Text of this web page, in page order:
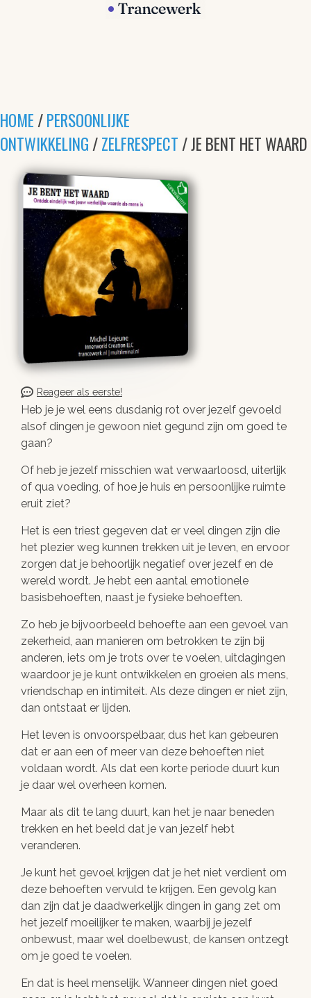
HOME/PERSOONLIJKE
ONTWIKKELING/ZELFRESPECT/ JE BENT HET WAARD
Reageer als eerste!
Heb je je wel eens dusdanig rot over jezelf gevoeld
alsof dingen je gewoon niet gegund zijn om goed te
gaan?
Of heb je jezelf misschien wat verwaarloosd, uiterlijk
of qua voeding, of hoe je huis en persoonlijke ruimte
eruit ziet?
Het is een triest gegeven dat er veel dingen zijn die
het plezier weg kunnen trekken uit je leven, en ervoor
zorgen dat je behoorlijk negatief over jezelf en de
wereld wordt. Je hebt een aantal emotionele
basisbehoeften, naast je fysieke behoeften.
Zo heb je bijvoorbeeld behoefte aan een gevoel van
zekerheid, aan manieren om betrokken te zijn bij
anderen, iets om je trots over te voelen, uitdagingen
waardoor je je kunt ontwikkelen en groeien als mens,
vriendschap en intimiteit. Als deze dingen er niet zijn,
dan ontstaat er lijden.
Het leven is onvoorspelbaar, dus het kan gebeuren
dat er aan een of meer van deze behoeften niet
voldaan wordt. Als dat een korte periode duurt kun
je daar wel overheen komen.
Maar als dit te lang duurt, kan het je naar beneden
trekken en het beeld dat je van jezelf hebt
veranderen.
Je kunt het gevoel krijgen dat je het niet verdient om
deze behoeften vervuld te krijgen. Een gevolg kan
dan zijn dat je daadwerkelijk dingen in gang zet om
het jezelf moeilijker te maken, waarbij je jezelf
onbewust, maar wel doelbewust, de kansen ontzegt
om je goed te voelen.
En dat is heel menselijk. Wanneer dingen niet goed